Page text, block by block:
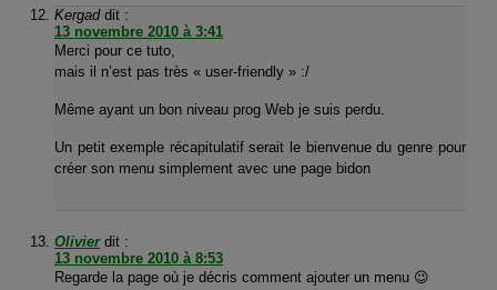
Kergad dit :
13 novembre 2010 à 3:41
Merci pour ce tuto,
mais il n’est pas très « user-friendly » :/
Même ayant un bon niveau prog Web je suis perdu.
Un petit exemple récapitulatif serait le bienvenue du genre pour
créer son menu simplement avec une page bidon
Olivier dit :
13 novembre 2010 à 8:53
Regarde la page où je décris comment ajouter un menu 😉